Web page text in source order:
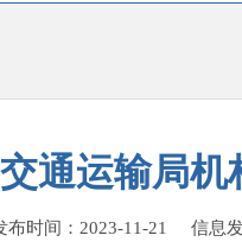
通运输局机
布时间：2023-11-21 信息